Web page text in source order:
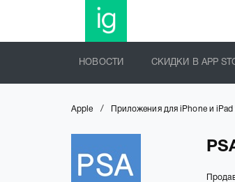
НОВОСТИ СКИДКИ В APP
Apple / Приложения для iPhone и iPad